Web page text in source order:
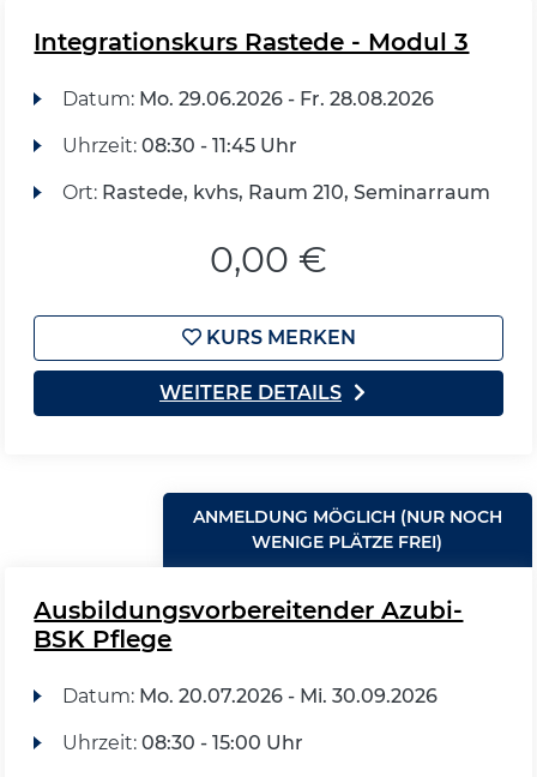
Integrationskurs Rastede - Modul 3
Datum: Mo. 29.06.2026 - Fr. 28.08.2026
Uhrzeit: 08:30 - 11:45 Uhr
Ort: Rastede, kvhs, Raum 210, Seminarraum
0,00 €
KURS MERKEN
WEITERE DETAILS
ANMELDUNG MÖGLICH (NUR NOCH
WENIGE PLÄTZE FREI)
Ausbildungsvorbereitender Azubi-
BSK Pflege
Datum: Mo. 20.07.2026 - Mi. 30.09.2026
Uhrzeit: 08:30 - 15:00 Uhr